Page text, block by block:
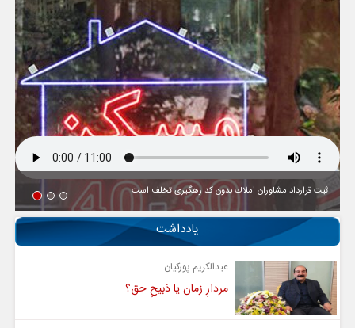
ثبت قرارداد مشاوران املاك بدون كد رهگیری تخلف است
یادداشت
عبدالکریم پورکیان
مردارِ زمان یا ذبیحِ حق؟